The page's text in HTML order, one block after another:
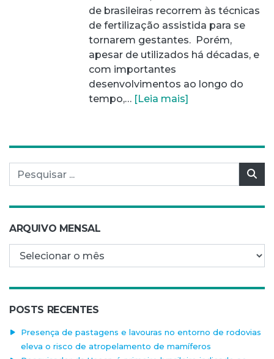
de brasileiras recorrem às técnicas
de fertilização assistida para se
tornarem gestantes. Porém,
apesar de utilizados há décadas, e
com importantes
desenvolvimentos ao longo do
tempo,… [Leia mais]
Pesquisar por:
ARQUIVO MENSAL
Arquivo mensal
POSTS RECENTES
Presença de pastagens e lavouras no entorno de rodovias
eleva o risco de atropelamento de mamíferos